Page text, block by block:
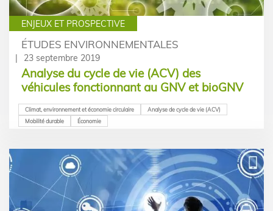
ENJEUX ET PROSPECTIVE
ÉTUDES ENVIRONNEMENTALES
23 septembre 2019
Analyse du cycle de vie (ACV) des
véhicules fonctionnant au GNV et bioGNV
Climat, environnement et économie circulaire
Analyse de cycle de vie (ACV)
Mobilité durable
Économie